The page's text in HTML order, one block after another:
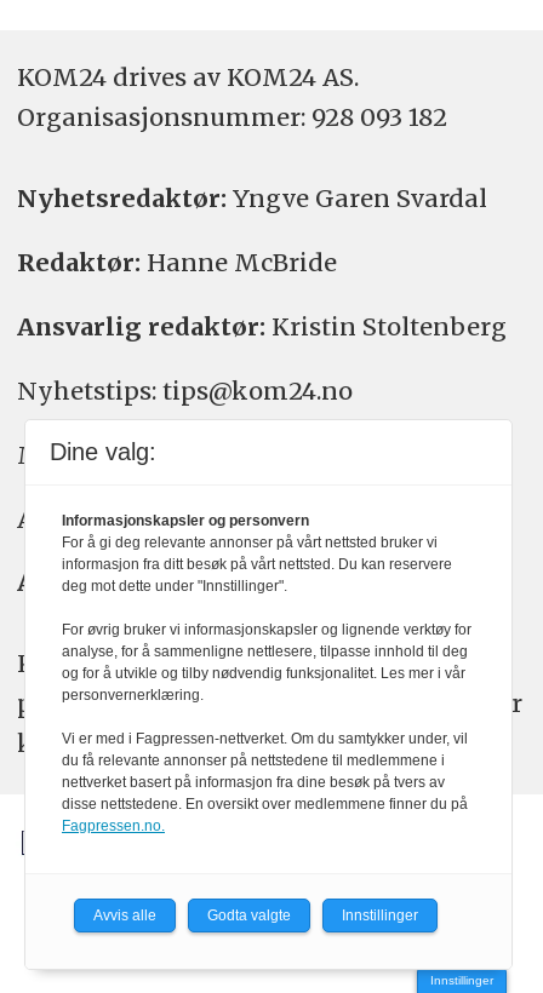
KOM24 drives av KOM24 AS.
Organisasjons­nummer: 928 093 182
Nyhetsredaktør: Yngve Garen Svardal
Redaktør: Hanne McBride
Ansvarlig redaktør: Kristin Stoltenberg
Nyhetstips: tips@kom24.no
Meninger: meninger@kom24.no
Annonse: annonse@watchmedia.no
Abonnement:kom24@watchmedia.no
KOM24 arbeider etter Vær Varsom-
plakatens regler for god presseskikk. Her
kan du lese mer omPFUsarbeid.
Innstillinger
Dine valg:
Informasjonskapsler og personvern
For å gi deg relevante annonser på vårt nettsted bruker vi
informasjon fra ditt besøk på vårt nettsted. Du kan reservere
deg mot dette under "Innstillinger".
For øvrig bruker vi informasjonskapsler og lignende verktøy for
analyse, for å sammenligne nettlesere, tilpasse innhold til deg
og for å utvikle og tilby nødvendig funksjonalitet. Les mer i vår
personvernerklæring.
Vi er med i Fagpressen-nettverket. Om du samtykker under, vil
du få relevante annonser på nettstedene til medlemmene i
nettverket basert på informasjon fra dine besøk på tvers av
disse nettstedene. En oversikt over medlemmene finner du på
Fagpressen.no.
Avvis alle Godta valgte Innstillinger